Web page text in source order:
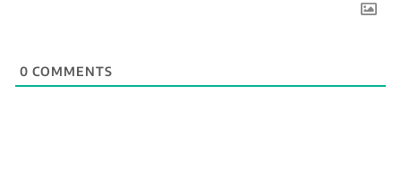
0 COMMENTS